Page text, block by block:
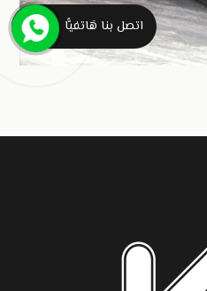
اتصل بنا هَاتفيًّا